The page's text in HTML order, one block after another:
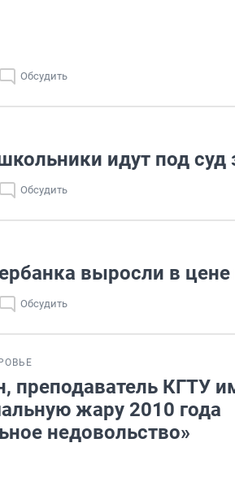
Обсудить
идут под
Обсудить
выросли в цене
Обсудить
преподаватель КГТУ
жару 2010 года
недовольство»